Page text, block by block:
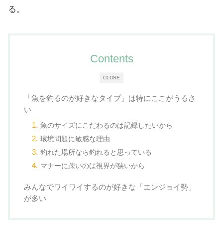
る。
CLOSE
Contents
「魚を釣るのが好きなタイプ」は特にここがうるさ
い
魚のサイズにこだわるのは記録したいから
環境問題に敏感な理由
釣れた場所なら釣れると思っている
マナーに疎いのは視界が狭いから
みんなでワイワイするのが好きな「エンジョイ勢」
が多い